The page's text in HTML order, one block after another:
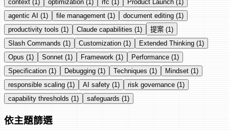
context (1) optimization (1) rfc (1)
Product Launch (1)
agentic AI (1)
file management (1)
document editing (1)
productivity tools (1)
Claude capabilities (1)
提案 (1)
Slash Commands (1)
Customization (1)
Extended Thinking (1)
Opus (1)
Sonnet (1) Framework (1)
Performance (1)
Specification (1)
Debugging (1) Techniques (1)
Mindset (1)
responsible scaling (1)
AI safety (1)
risk governance (1)
capability thresholds (1)
safeguards (1)
依主題篩選